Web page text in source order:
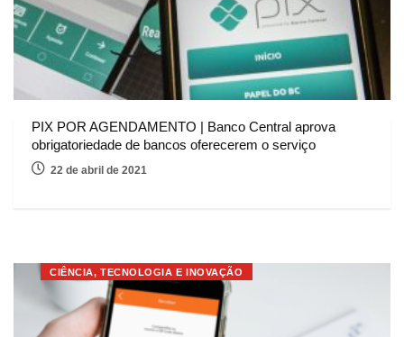
PIX POR AGENDAMENTO | Banco Central aprova
obrigatoriedade de bancos oferecerem o serviço
22 de abril de 2021
CIÊNCIA, TECNOLOGIA E INOVAÇÃO